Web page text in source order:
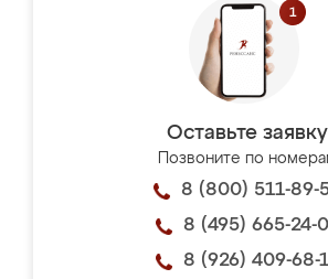
Оставьте заявку
Позвоните по
8 (800) 511-89-
8 (495) 665-24-
8 (926) 409-68-